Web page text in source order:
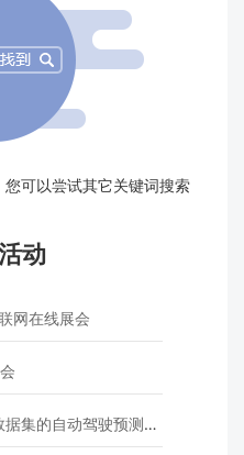
可以尝试其它关键词搜索
动
网在线展会
自动驾驶预测模型挑战赛